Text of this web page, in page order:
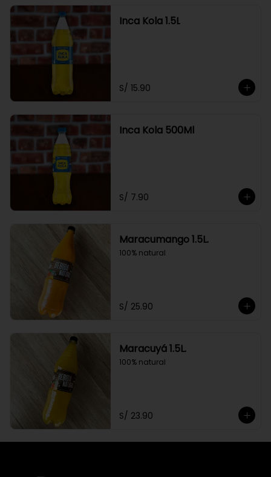
Inca Kola 1.5L
S/ 15.90
Inca Kola 500Ml
S/ 7.90
Maracumango 1.5L.
100% natural
S/ 25.90
Maracuyá 1.5L.
100% natural
S/ 23.90